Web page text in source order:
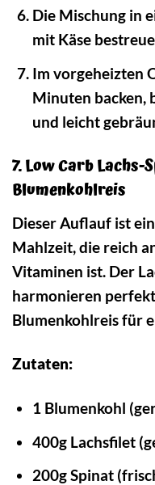
Die Mischung in
mit Käse
Im vorgeheizten
Minuten backen,
und leicht
7. Low Carb
Blumenkohlreis
Dieser Auflauf ist
Mahlzeit, die reich
Vitaminen ist. Der
harmonieren
Blumenkohlreis für
Zutaten:
1 Blumenkohl
400g Lachsfilet
200g Spinat